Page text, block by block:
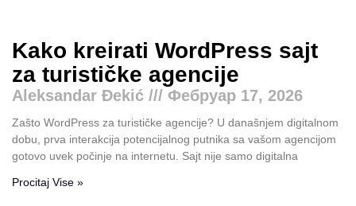
Kako kreirati WordPress sajt
za turističke agencije
Aleksandar Đekić Фебруар 17, 2026
Zašto WordPress za turističke agencije? U današnjem digitalnom
dobu, prva interakcija potencijalnog putnika sa vašom agencijom
gotovo uvek počinje na internetu. Sajt nije samo digitalna
Procitaj Vise »